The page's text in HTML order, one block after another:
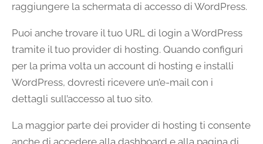
raggiungere la schermata di accesso di WordPress.
Puoi anche trovare il tuo URL di login a WordPress
tramite il tuo provider di hosting. Quando configuri
per la prima volta un account di hosting e installi
WordPress, dovresti ricevere un’e-mail con i
dettagli sull’accesso al tuo sito.
La maggior parte dei provider di hosting ti consente